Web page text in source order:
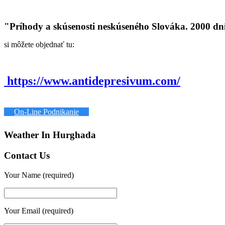
"Príhody a skúsenosti neskúseného Slováka. 2000
si môžete objednať tu:
https://www.antidepresivum.com/
On-Line Podnikanie
Weather In Hurghada
Contact Us
Your Name (required)
Your Email (required)